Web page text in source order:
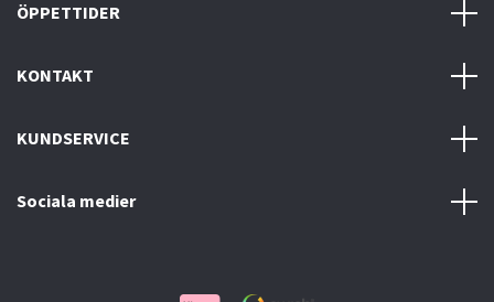
ÖPPETTIDER
KONTAKT
KUNDSERVICE
Sociala medier